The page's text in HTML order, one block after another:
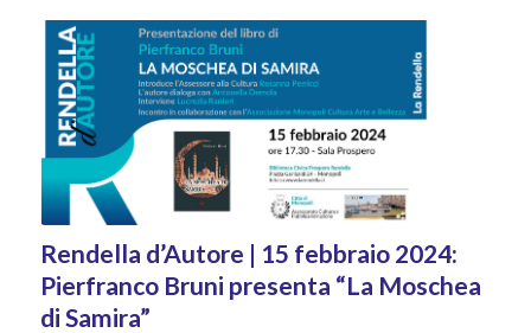
Rendella d’Autore | 15 febbraio 2024:
Pierfranco Bruni presenta “La Moschea
di Samira”